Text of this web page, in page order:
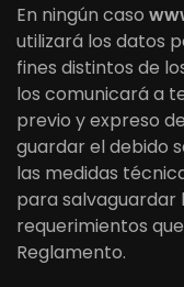
En ningún caso
utilizará los datos
fines distintos de
los comunicará a
previo y expreso
guardar el debido
las medidas
para salvaguardar
requerimientos
Reglamento.